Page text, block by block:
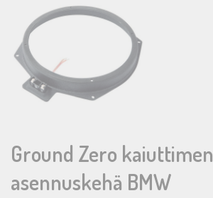
Ground Zero kaiuttimen
asennuskehä BMW